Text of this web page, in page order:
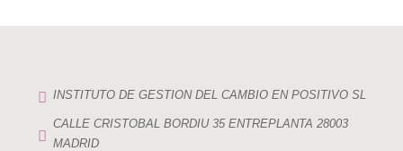
 INSTITUTO DE GESTION DEL CAMBIO EN POSITIVO SL

CALLE CRISTOBAL BORDIU 35 ENTREPLANTA 28003
MADRID